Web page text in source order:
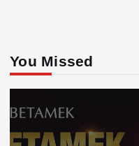
You Missed